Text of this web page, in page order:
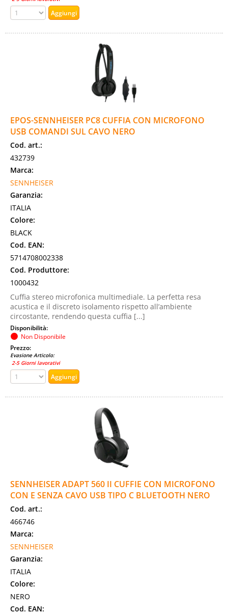
EPOS-SENNHEISER PC8 CUFFIA CON MICROFONO
USB COMANDI SUL CAVO NERO
Cod. art.:
432739
Marca:
SENNHEISER
Garanzia:
ITALIA
Colore:
BLACK
Cod. EAN:
5714708002338
Cod. Produttore:
1000432
Cuffia stereo microfonica multimediale. La perfetta resa
acustica e il discreto isolamento rispetto all’ambiente
circostante, rendendo questa cuffia [...]
Disponibilità:
Non Disponibile
Prezzo:
Evasione Articolo:
2-5 Giorni lavorativi
SENNHEISER ADAPT 560 II CUFFIE CON MICROFONO
CON E SENZA CAVO USB TIPO C BLUETOOTH NERO
Cod. art.:
466746
Marca:
SENNHEISER
Garanzia:
ITALIA
Colore:
NERO
Cod. EAN: